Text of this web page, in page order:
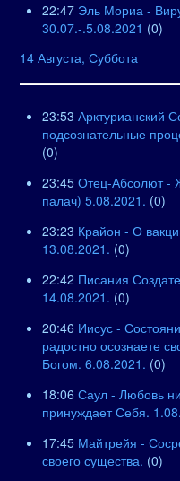
22:47 Эль Мориа -
30.07.-.5.08.2021 (0)
14 Августа, Суббота
23:53 Арктурианский
подсознательные
(0)
23:45 Отец-Абсолют -
палач) 5.08.2021. (0)
23:23 Крайон - О
13.08.2021. (0)
22:42 Писания
14.08.2021. (0)
20:46 Иисус -
радостно осознаете
Богом. 6.08.2021. (0)
18:06 Саул - Любовь
принуждает Себя.
17:45 Майтрейя -
своего существа. (0)